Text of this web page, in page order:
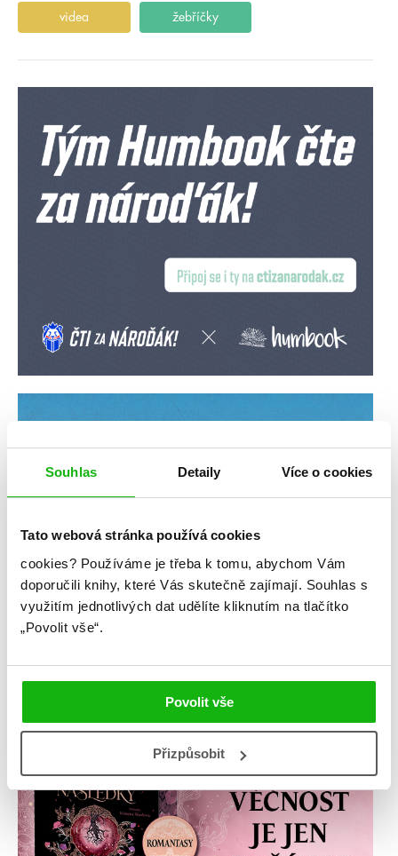
Souhlas Detaily Více o cookies
Tato webová stránka používá cookies
cookies? Používáme je třeba k tomu, abychom Vám
doporučili knihy, které Vás skutečně zajímají. Souhlas s
využitím jednotlivých dat udělíte kliknutím na tlačítko
„Povolit vše“.
Povolit vše
Přizpůsobit
videa žebříčky